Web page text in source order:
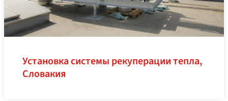
Установка системы рекуперации тепла,
Словакия